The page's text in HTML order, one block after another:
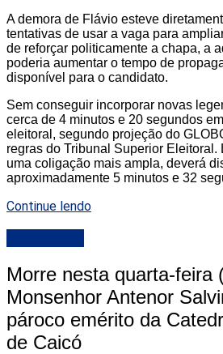
A demora de Flávio esteve
tentativas de usar a vaga para
de reforçar politicamente a chapa, a
poderia aumentar o tempo de
disponível para o candidato.
Sem conseguir incorporar novas
cerca de 4 minutos e 20 segundos
eleitoral, segundo projeção do
regras do Tribunal Superior Eleitoral.
uma coligação mais ampla, deverá
aproximadamente 5 minutos e 32
Continue lendo
Morre nesta quarta-feira
Monsenhor Antenor
pároco emérito da
de Caicó